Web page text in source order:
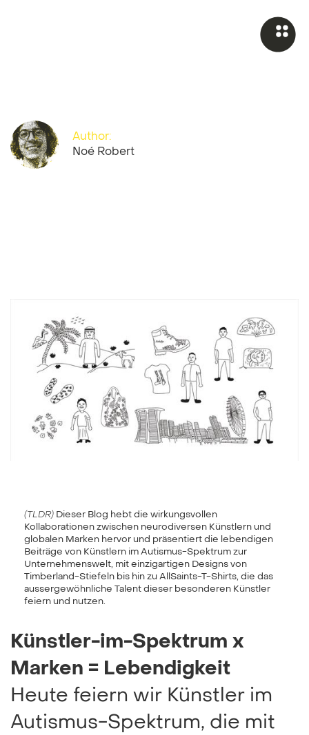
Author:
Noé Robert
(TLDR) Dieser Blog hebt die wirkungsvollen
Kollaborationen zwischen neurodiversen Künstlern und
globalen Marken hervor und präsentiert die lebendigen
Beiträge von Künstlern im Autismus-Spektrum zur
Unternehmenswelt, mit einzigartigen Designs von
Timberland-Stiefeln bis hin zu AllSaints-T-Shirts, die das
aussergewöhnliche Talent dieser besonderen Künstler
feiern und nutzen.
Künstler-im-Spektrum x
Marken = Lebendigkeit
Heute feiern wir Künstler im
Autismus-Spektrum, die mit